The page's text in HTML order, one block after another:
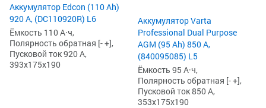
Аккумулятор Edcon (110 Ah)
920 А, (DC110920R) L6
Ёмкость 110 А·ч,
Полярность обратная [- +],
Пусковой ток 920 А,
393x175x190
Аккумулятор Varta
Professional Dual Purpose
AGM (95 Ah) 850 А,
(840095085) L5
Ёмкость 95 А·ч,
Полярность обратная [- +],
Пусковой ток 850 А,
353x175x190